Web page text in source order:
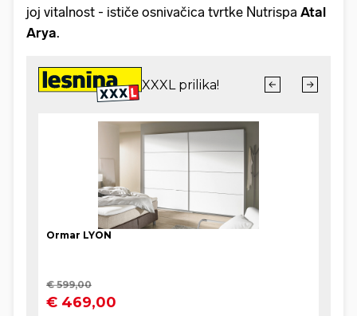
joj vitalnost - ističe osnivačica tvrtke Nutrispa Atal
Arya.